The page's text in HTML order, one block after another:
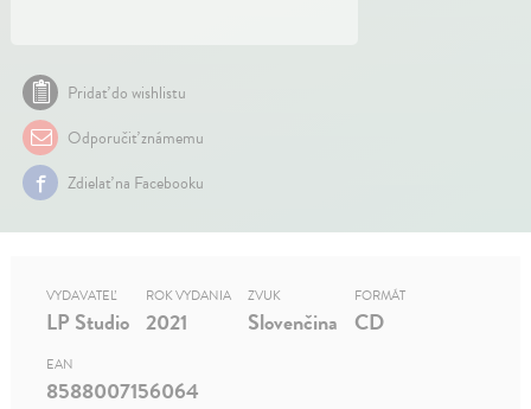
Pridať do wishlistu
Odporučiť známemu
Zdielať na Facebooku
VYDAVATEĽ
LP Studio
ROK VYDANIA
2021
ZVUK
Slovenčina
FORMÁT
CD
EAN
8588007156064